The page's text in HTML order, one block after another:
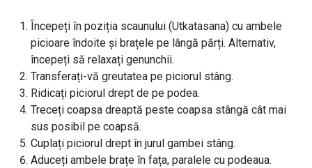
Începeți în poziția scaunului (Utkatasana) cu ambele
picioare îndoite și brațele pe lângă părți. Alternativ,
începeți să relaxați genunchii.
Transferați-vă greutatea pe piciorul stâng.
Ridicați piciorul drept de pe podea.
Treceți coapsa dreaptă peste coapsa stângă cât mai
sus posibil pe coapsă.
Cuplați piciorul drept în jurul gambei stâng.
Aduceți ambele brațe în fața, paralele cu podeaua.